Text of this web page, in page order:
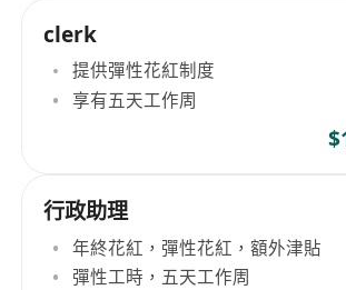
clerk
提供彈性花紅制度
享有五天工作周
行政助理
年終花紅，彈性花紅，額外津貼
彈性工時，五天工作周